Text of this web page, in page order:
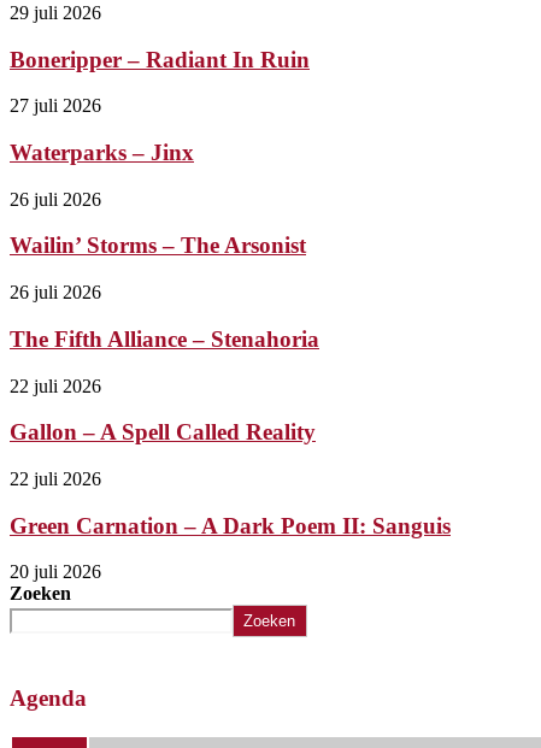
29 juli 2026
Boneripper – Radiant In Ruin
27 juli 2026
Waterparks – Jinx
26 juli 2026
Wailin’ Storms – The Arsonist
26 juli 2026
The Fifth Alliance – Stenahoria
22 juli 2026
Gallon – A Spell Called Reality
22 juli 2026
Green Carnation – A Dark Poem II: Sanguis
20 juli 2026
Zoeken
Zoeken
Agenda